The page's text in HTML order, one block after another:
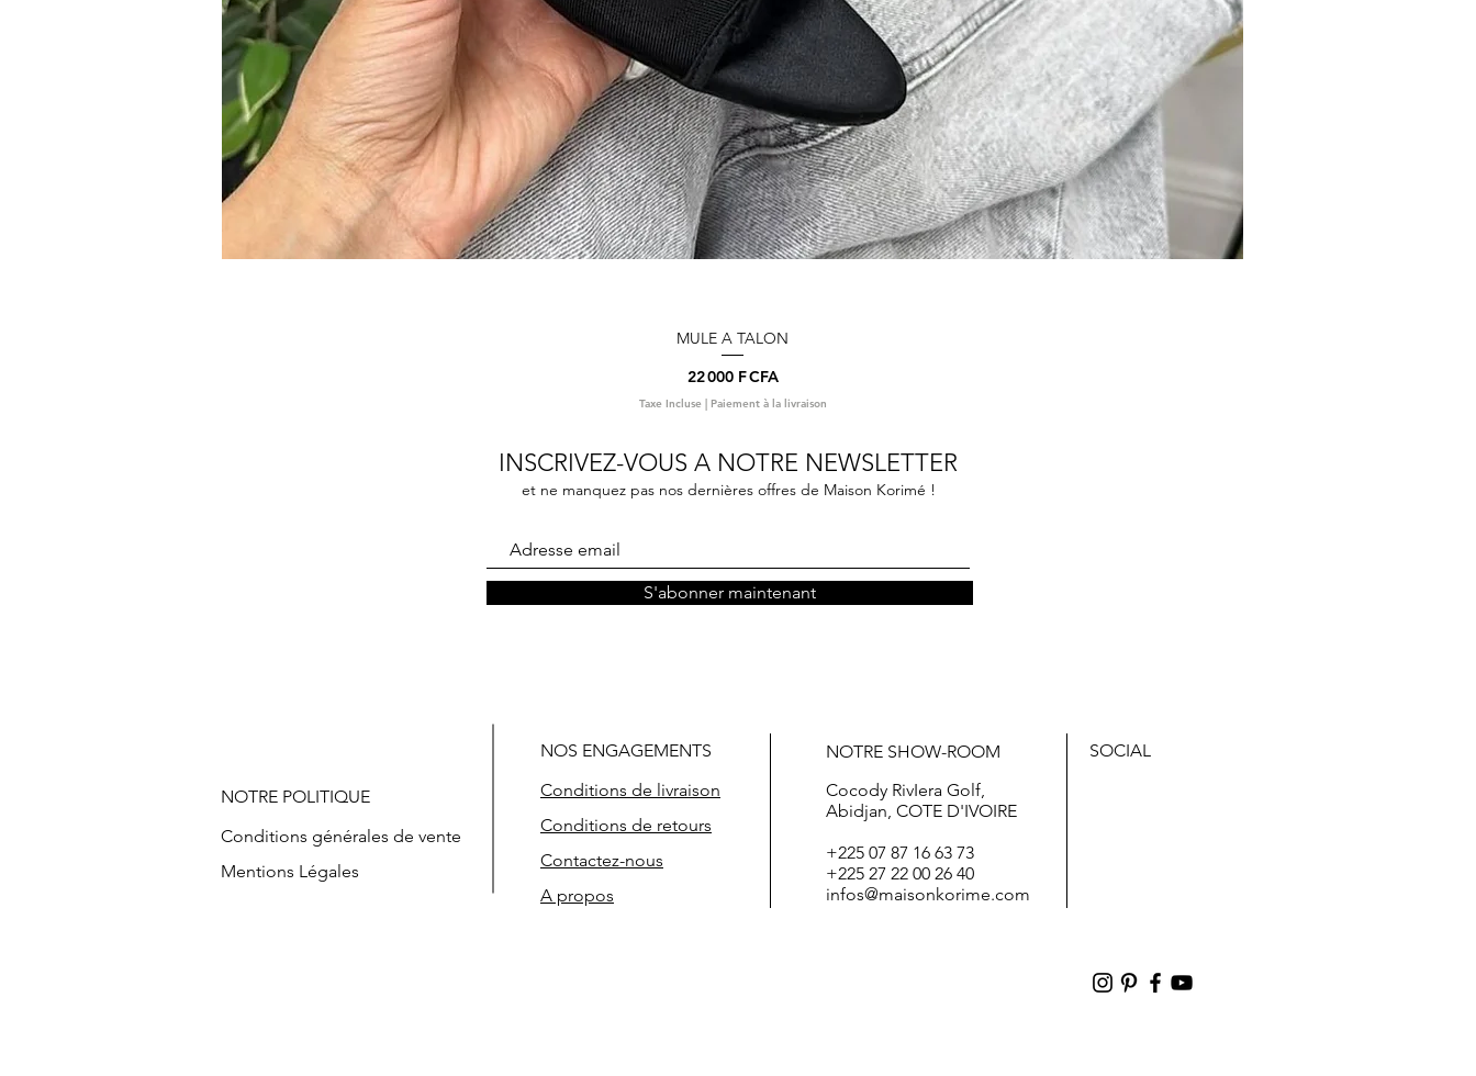
Aperçu rapide
MULE A TALON
Prix
22 000 F CFA
Taxe Incluse| Paiement à la livraison
INSCRIVEZ-VOUS A NOTRE NEWSLETTER
et ne manquez pas nos dernières offres de Maison Korimé !
S'abonner maintenant
NOTRE POLITIQUE
Conditions générales de vente
Mentions Légales
NOS ENGAGEMENTS
Conditions de livraison
Conditions de retours
Contactez-nous
A propos
NOTRE SHOW-ROOM
Cocody RivIera Golf,
Abidjan, COTE D'IVOIRE
+225 07 87 16 63 73
+225 27 22 00 26 40
infos@maisonkorime.com
SOCIAL